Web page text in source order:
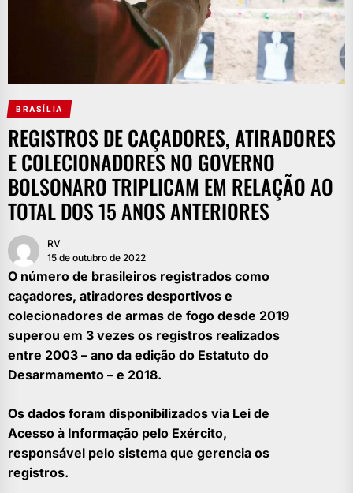
BRASÍLIA
REGISTROS DE CAÇADORES, ATIRADORES
E COLECIONADORES NO GOVERNO
BOLSONARO TRIPLICAM EM RELAÇÃO AO
TOTAL DOS 15 ANOS ANTERIORES
RV
15 de outubro de 2022
O número de brasileiros registrados como
caçadores, atiradores desportivos e
colecionadores de armas de fogo desde 2019
superou em 3 vezes os registros realizados
entre 2003 – ano da edição do Estatuto do
Desarmamento – e 2018.
Os dados foram disponibilizados via Lei de
Acesso à Informação pelo Exército,
responsável pelo sistema que gerencia os
registros.